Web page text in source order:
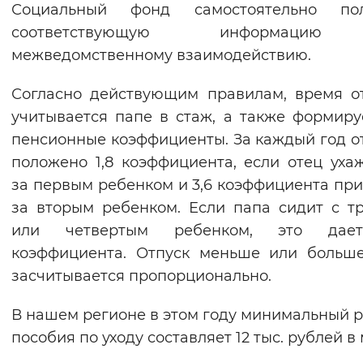
Социальный фонд самостоятельно
соответствующую
межведомственному взаимодействию.
Согласно действующим правилам, время
учитывается папе в стаж, а также
пенсионные коэффициенты. За каждый год
положено 1,8 коэффициента, если отец
за первым ребенком и 3,6 коэффициента
за вторым ребенком. Если папа сидит с
или четвертым ребенком, это
коэффициента. Отпуск меньше или
засчитывается пропорционально.
В нашем регионе в этом году минимальный
пособия по уходу составляет 12 тыс. рублей в